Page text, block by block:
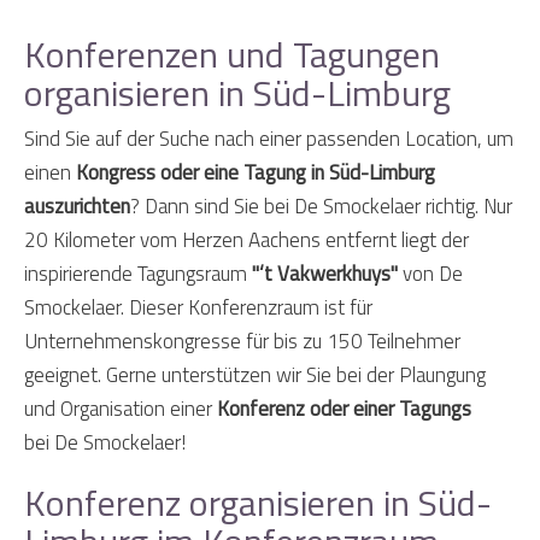
Konferenzen und Tagungen
organisieren in Süd-Limburg
Sind Sie auf der Suche nach einer passenden Location, um
einen Kongress oder eine Tagung in Süd-Limburg
auszurichten? Dann sind Sie bei De Smockelaer richtig. Nur
20 Kilometer vom Herzen Aachens entfernt liegt der
inspirierende Tagungsraum"‘t Vakwerkhuys"von De
Smockelaer. Dieser Konferenzraum ist für
Unternehmenskongresse für bis zu 150 Teilnehmer
geeignet. Gerne unterstützen wir Sie bei der Plaungung
und Organisation einerKonferenz oder einer Tagungs
bei De Smockelaer!
Konferenz organisieren in Süd-